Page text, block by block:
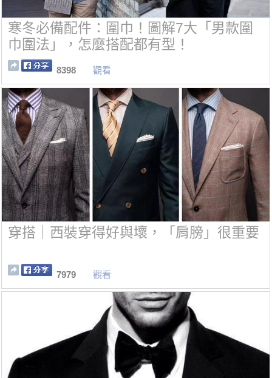
寒冬必備配件：圍巾！圖解7大「男款圍
巾圍法」，怎麼搭配都有型！
8398 觀看
穿搭｜西裝穿得好與壞，「肩膀」很重要
7979 觀看